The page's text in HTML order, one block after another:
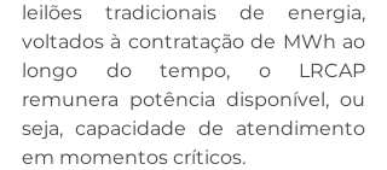
leilões tradicionais de energia,
voltados à contratação de MWh ao
longo do tempo, o LRCAP
remunera potência disponível, ou
seja, capacidade de atendimento
em momentos críticos.